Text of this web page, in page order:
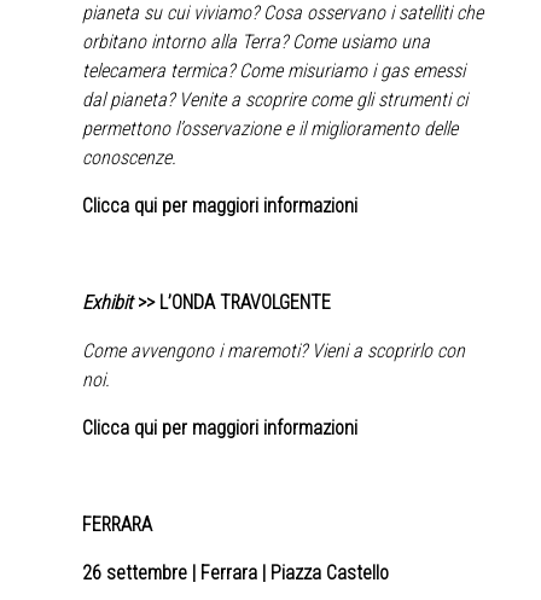
pianeta su cui viviamo? Cosa osservano i satelliti che
orbitano intorno alla Terra? Come usiamo una
telecamera termica? Come misuriamo i gas emessi
dal pianeta? Venite a scoprire come gli strumenti ci
permettono l’osservazione e il miglioramento delle
conoscenze.
Clicca qui per maggiori informazioni
Exhibit>> L’ONDA TRAVOLGENTE
Come avvengono i maremoti? Vieni a scoprirlo con
noi.
Clicca qui per maggiori informazioni
FERRARA
26 settembre | Ferrara | Piazza Castello